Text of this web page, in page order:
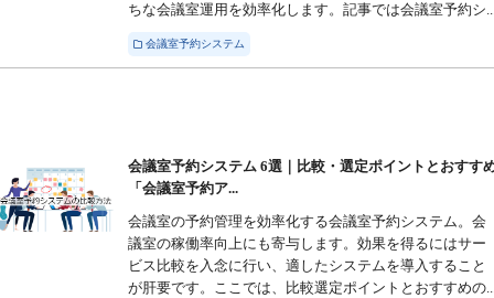
ちな会議室運用を効率化します。記事では会議室予約シ
会議室予約システム
会議室予約システム 6選｜比較・選定ポイントとおすす
「会議室予約ア...
会議室の予約管理を効率化する会議室予約システム。会
議室の稼働率向上にも寄与します。効果を得るにはサー
ビス比較を入念に行い、適したシステムを導入すること
が肝要です。ここでは、比較選定ポイントとおすすめの